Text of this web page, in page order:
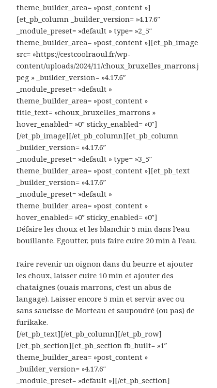
theme_builder_area= »post_content »]
[et_pb_column _builder_version= »4.17.6″
_module_preset= »default » type= »2_5″
theme_builder_area= »post_content »][et_pb_image
src= »https://cestcoolraoul.fr/wp-
content/uploads/2024/11/choux_bruxelles_marrons.j
peg » _builder_version= »4.17.6″
_module_preset= »default »
theme_builder_area= »post_content »
title_text= »choux_bruxelles_marrons »
hover_enabled= »0″ sticky_enabled= »0″]
[/et_pb_image][/et_pb_column][et_pb_column
_builder_version= »4.17.6″
_module_preset= »default » type= »3_5″
theme_builder_area= »post_content »][et_pb_text
_builder_version= »4.17.6″
_module_preset= »default »
theme_builder_area= »post_content »
hover_enabled= »0″ sticky_enabled= »0″]
Défaire les choux et les blanchir 5 min dans l’eau
bouillante. Egoutter, puis faire cuire 20 min à l’eau.
Faire revenir un oignon dans du beurre et ajouter
les choux, laisser cuire 10 min et ajouter des
chataignes (ouais marrons, c’est un abus de
langage). Laisser encore 5 min et servir avec ou
sans saucisse de Morteau et saupoudré (ou pas) de
furikake.
[/et_pb_text][/et_pb_column][/et_pb_row]
[/et_pb_section][et_pb_section fb_built= »1″
theme_builder_area= »post_content »
_builder_version= »4.17.6″
_module_preset= »default »][/et_pb_section]